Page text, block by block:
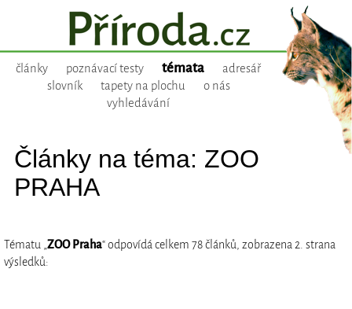
články poznávací testy témata
adresář
slovník
tapety na plochu
o nás
vyhledávání
Články na téma: ZOO
PRAHA
Tématu „ZOO Praha“ odpovídá celkem 78 článků, zobrazena 2. strana
výsledků: